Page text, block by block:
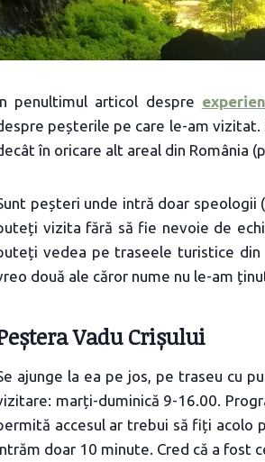
penultimul articol despre
peșterile pe care le-am vizitat.
în oricare alt areal din România
peșteri unde intră doar
vizita fără să fie nevoie de
vedea pe traseele turistice din
două ale căror nume nu le-am
Vadu Crișului
ajunge la ea pe jos, pe traseu cu
marți-duminică 9-16.00.
accesul ar trebui să fiți acolo
doar 10 minute. Cred că a fost